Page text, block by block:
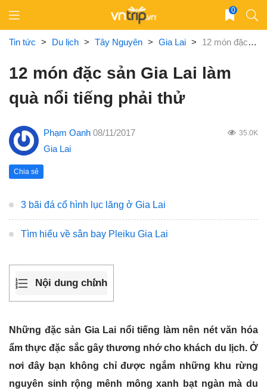
content
0
Tin tức > Du lịch > Tây Nguyên > Gia Lai > 12 món đặc sản Gia Lai làm quà nổi tiếng phải thử
12 món đặc sản Gia Lai làm
quà nổi tiếng phải thử
Phạm Oanh 08/11/2017 35.0K
Gia Lai
Chia sẻ
3 bãi đá cổ hình lục lăng ở Gia Lai
Tìm hiểu về sân bay Pleiku Gia Lai
Nội dung chính
Những đặc sản Gia Lai nổi tiếng làm nên nét văn hóa
ẩm thực đặc sắc gây thương nhớ cho khách du lịch. Ở
nơi đây bạn không chỉ được ngắm những khu rừng
nguyên sinh rộng mênh mông xanh bạt ngàn mà du